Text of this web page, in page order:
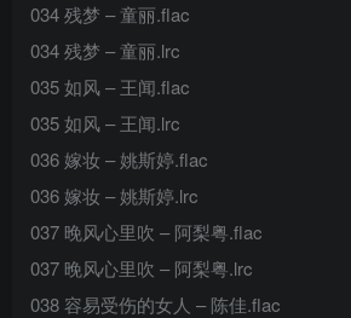
034 残梦 – 童丽.flac
034 残梦 – 童丽.lrc
035 如风 – 王闻.flac
035 如风 – 王闻.lrc
036 嫁妆 – 姚斯婷.flac
036 嫁妆 – 姚斯婷.lrc
037 晚风心里吹 – 阿梨粤.flac
037 晚风心里吹 – 阿梨粤.lrc
038 容易受伤的女人 – 陈佳.flac